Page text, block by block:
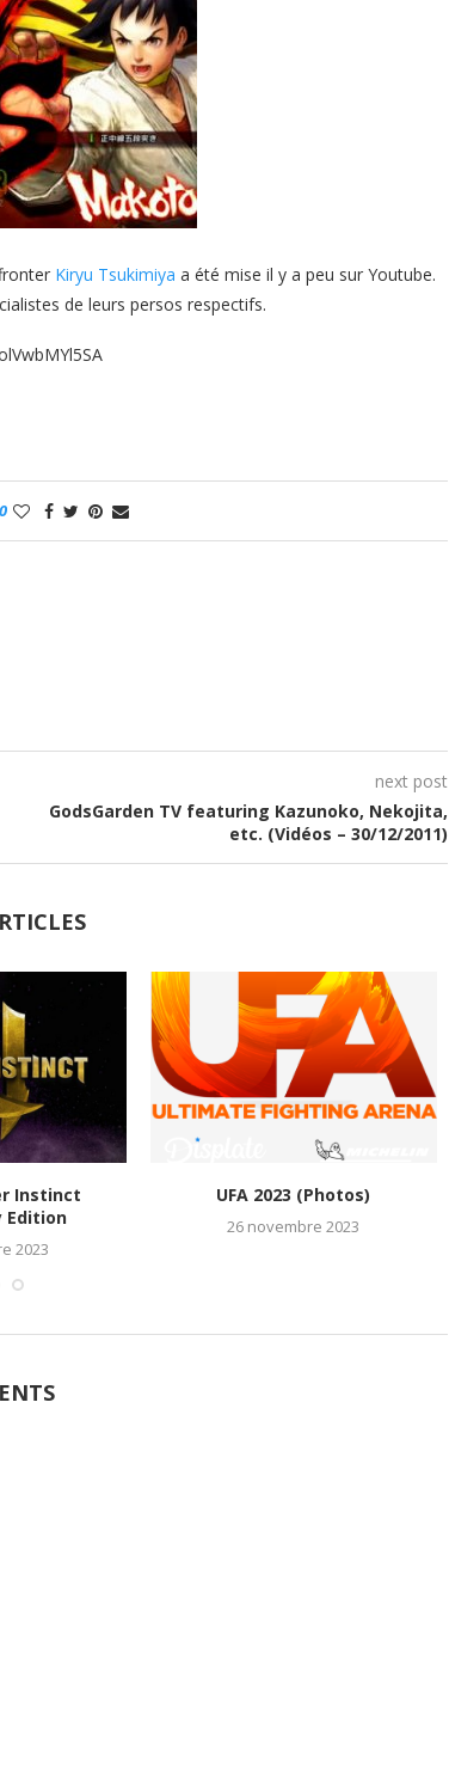
Kiryu Tsukimiya a été mise il y a peu sur Youtube.
de leurs persos respectifs.
0
next post
GodsGarden TV featuring Kazunoko, Nekojita,
etc. (Vidéos – 30/12/2011)
Instinct
Edition
2023
UFA 2023 (Photos)
26 novembre 2023